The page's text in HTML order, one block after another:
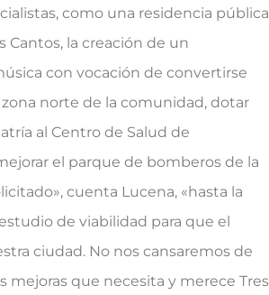
como una residencia pública
Cantos, la creación de un
con vocación de convertirse
norte de la comunidad, dotar
al Centro de Salud de
el parque de bomberos de la
cuenta Lucena, «hasta la
de viabilidad para que el
ciudad. No nos cansaremos de
mejoras que necesita y merece Tres